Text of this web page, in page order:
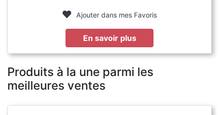
Ajouter dans mes Favoris
En savoir plus
Produits à la une parmi les
meilleures ventes